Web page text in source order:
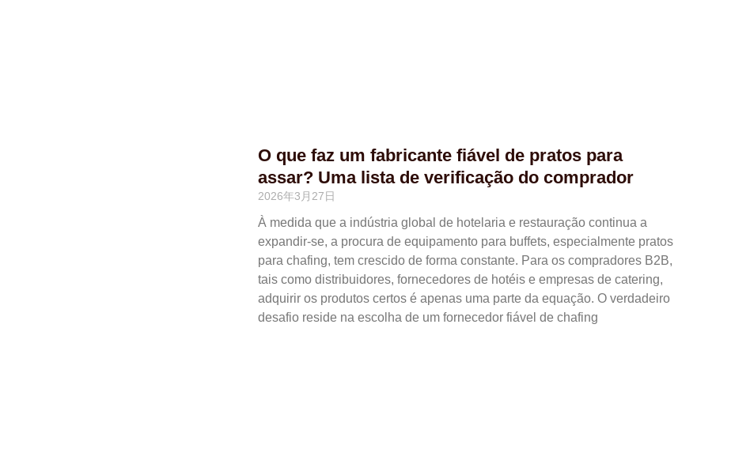
O que faz um fabricante fiável de pratos para
assar? Uma lista de verificação do comprador
2026年3月27日
À medida que a indústria global de hotelaria e restauração continua a
expandir-se, a procura de equipamento para buffets, especialmente pratos
para chafing, tem crescido de forma constante. Para os compradores B2B,
tais como distribuidores, fornecedores de hotéis e empresas de catering,
adquirir os produtos certos é apenas uma parte da equação. O verdadeiro
desafio reside na escolha de um fornecedor fiável de chafing